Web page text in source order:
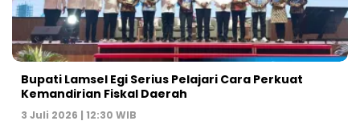
Bupati Lamsel Egi Serius Pelajari Cara Perkuat
Kemandirian Fiskal Daerah
3 Juli 2026 | 12:30 WIB